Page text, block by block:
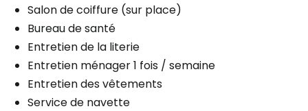
Salon de coiffure (sur place)
Bureau de santé
Entretien de la literie
Entretien ménager 1 fois / semaine
Entretien des vêtements
Service de navette